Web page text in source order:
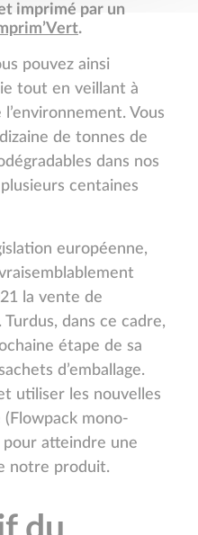
imprimé par un
.
pouvez ainsi
tout en veillant à
Vous
de tonnes de
dans nos
centaines
européenne,
la vente de
dans ce cadre,
étape de sa
d’emballage.
utiliser les nouvelles
(Flowpack mono-
atteindre une
notre produit.